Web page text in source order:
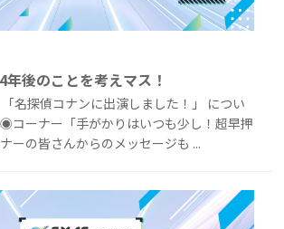
後のことを考えマス！
名探偵コナンに出演しました！」 につい
コーナー「手がかりはいつも少し！超早押
ーの皆さんからのメッセージも ...